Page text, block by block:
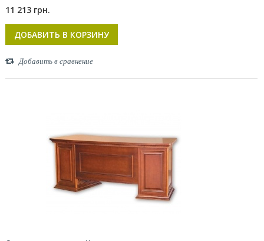
11 213 грн.
ДОБАВИТЬ В КОРЗИНУ
Добавить в сравнение